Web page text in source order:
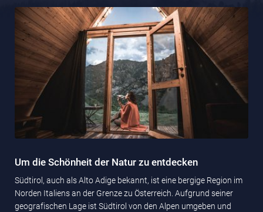
Um die Schönheit der Natur zu entdecken
Südtirol, auch als Alto Adige bekannt, ist eine bergige Region im
Norden Italiens an der Grenze zu Österreich. Aufgrund seiner
geografischen Lage ist Südtirol von den Alpen umgeben und